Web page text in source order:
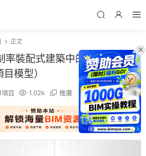
正文
率裝配式建築中的深度融合應
模型）
目 1.02k 推廣